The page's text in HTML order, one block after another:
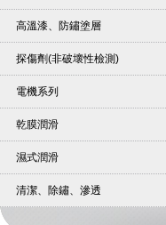
高溫漆、防鏽塗層
探傷劑(非破壞性檢測)
電機系列
乾膜潤滑
濕式潤滑
清潔、除鏽、滲透